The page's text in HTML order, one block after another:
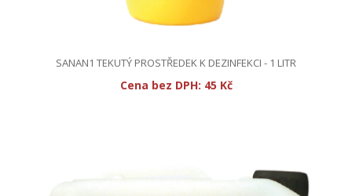
SANAN1 TEKUTÝ PROSTŘEDEK K DEZINFEKCI - 1 LITR
Cena bez DPH: 45 Kč